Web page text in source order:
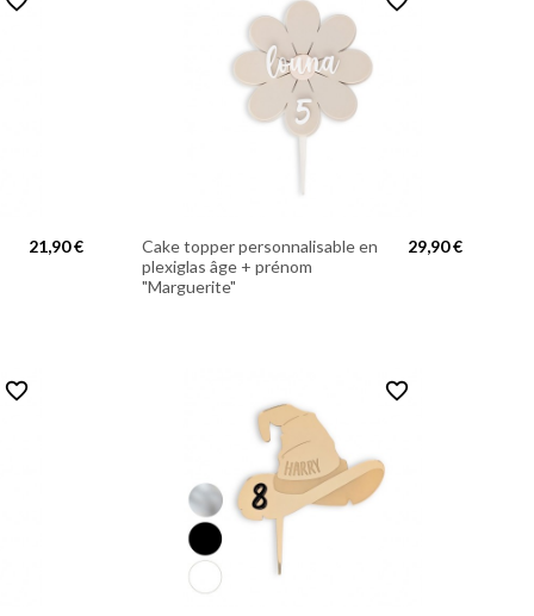
21,90 €
Cake topper personnalisable en
plexiglas âge + prénom
"Marguerite"
29,90 €
favorite_border favorite_border